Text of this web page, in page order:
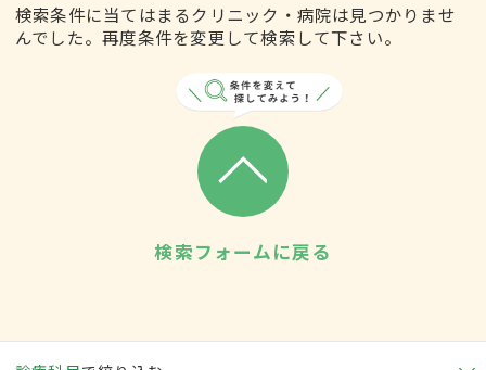
検索条件に当てはまるクリニック・病院は見つかりませ
んでした。再度条件を変更して検索して下さい。
検索フォームに戻る